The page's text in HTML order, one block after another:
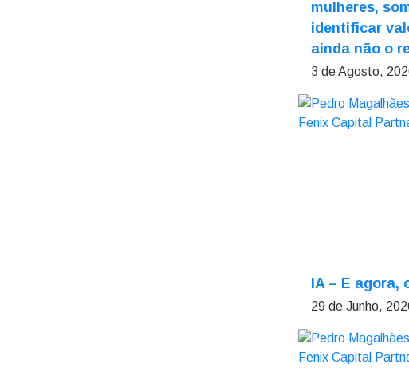
mulheres,
identificar
ainda não o
3 de Agosto,
IA – E agora,
29 de Junho,